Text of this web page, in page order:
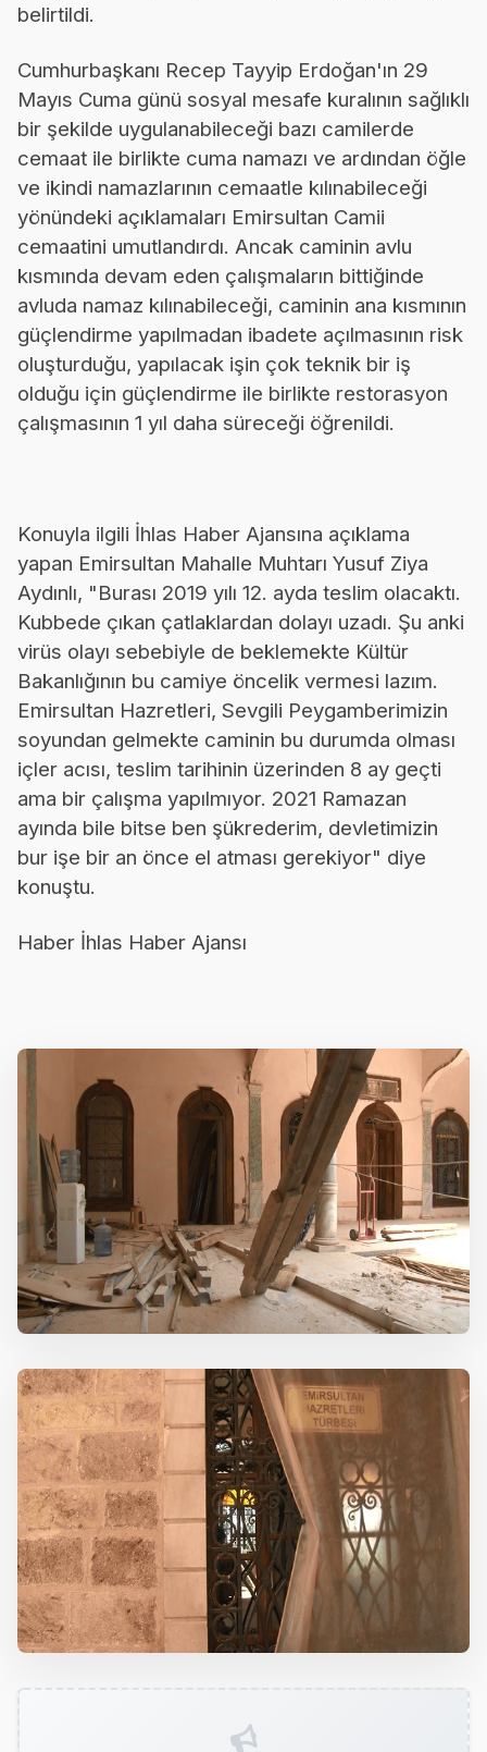
belirtildi.
Cumhurbaşkanı Recep Tayyip Erdoğan'ın 29
Mayıs Cuma günü sosyal mesafe kuralının sağlıklı
bir şekilde uygulanabileceği bazı camilerde
cemaat ile birlikte cuma namazı ve ardından öğle
ve ikindi namazlarının cemaatle kılınabileceği
yönündeki açıklamaları Emirsultan Camii
cemaatini umutlandırdı. Ancak caminin avlu
kısmında devam eden çalışmaların bittiğinde
avluda namaz kılınabileceği, caminin ana kısmının
güçlendirme yapılmadan ibadete açılmasının risk
oluşturduğu, yapılacak işin çok teknik bir iş
olduğu için güçlendirme ile birlikte restorasyon
çalışmasının 1 yıl daha süreceği öğrenildi.
Konuyla ilgili İhlas Haber Ajansına açıklama
yapan Emirsultan Mahalle Muhtarı Yusuf Ziya
Aydınlı, "Burası 2019 yılı 12. ayda teslim olacaktı.
Kubbede çıkan çatlaklardan dolayı uzadı. Şu anki
virüs olayı sebebiyle de beklemekte Kültür
Bakanlığının bu camiye öncelik vermesi lazım.
Emirsultan Hazretleri, Sevgili Peygamberimizin
soyundan gelmekte caminin bu durumda olması
içler acısı, teslim tarihinin üzerinden 8 ay geçti
ama bir çalışma yapılmıyor. 2021 Ramazan
ayında bile bitse ben şükrederim, devletimizin
bur işe bir an önce el atması gerekiyor" diye
konuştu.
Haber İhlas Haber Ajansı